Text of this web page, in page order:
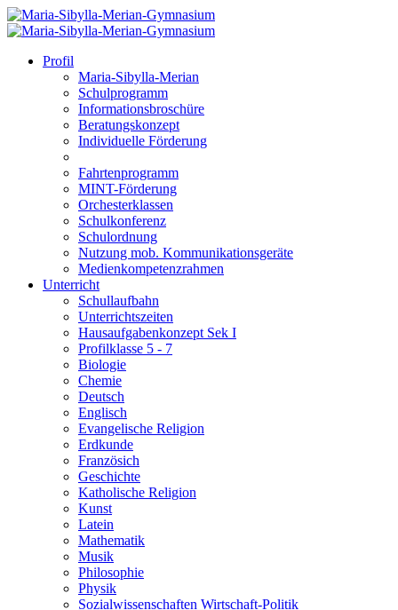
Profil
Maria-Sibylla-Merian
Schulprogramm
Informationsbroschüre
Beratungskonzept
Individuelle Förderung
Fahrtenprogramm
MINT-Förderung
Orchesterklassen
Schulkonferenz
Schulordnung
Nutzung mob. Kommunikationsgeräte
Medienkompetenzrahmen
Unterricht
Schullaufbahn
Unterrichtszeiten
Hausaufgabenkonzept Sek I
Profilklasse 5 - 7
Biologie
Chemie
Deutsch
Englisch
Evangelische Religion
Erdkunde
Französich
Geschichte
Katholische Religion
Kunst
Latein
Mathematik
Musik
Philosophie
Physik
Sozialwissenschaften Wirtschaft-Politik